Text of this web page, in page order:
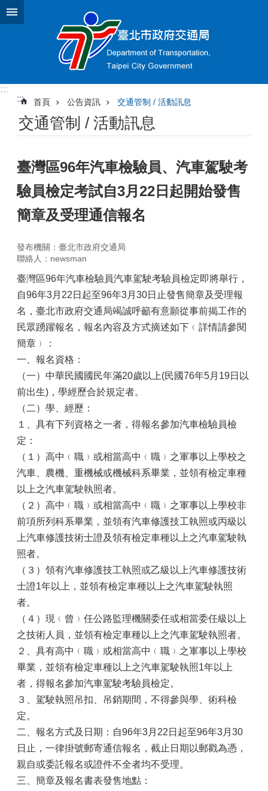
跳到主要內容區塊
:::
:::
首頁 公告資訊 交通管制 / 活動訊息
交通管制 / 活動訊息
臺灣區96年汽車檢驗員、汽車駕駛考
驗員檢定考試自3月22日起開始發售
簡章及受理通信報名
發布機關：臺北市政府交通局
聯絡人：newsman
臺灣區96年汽車檢驗員汽車駕駛考驗員檢定即將舉行，
自96年3月22日起至96年3月30日止發售簡章及受理報
名，臺北市政府交通局竭誠呼籲有意願從事前揭工作的
民眾踴躍報名，報名內容及方式摘述如下﹙詳情請參閱
簡章﹚：
一、報名資格：
（一）中華民國國民年滿20歲以上(民國76年5月19日以
前出生)，學經歷合於規定者。
（二）學、經歷：
１、具有下列資格之一者，得報名參加汽車檢驗員檢
定：
（１）高中﹙職﹚或相當高中﹙職﹚之軍事以上學校之
汽車、農機、重機械或機械科系畢業，並領有檢定車種
以上之汽車駕駛執照者。
（２）高中﹙職﹚或相當高中﹙職﹚之軍事以上學校非
前項所列科系畢業，並領有汽車修護技工執照或丙級以
上汽車修護技術士證及領有檢定車種以上之汽車駕駛執
照者。
（３）領有汽車修護技工執照或乙級以上汽車修護技術
士證1年以上，並領有檢定車種以上之汽車駕駛執照
者。
（４）現﹙曾﹚任公路監理機關委任或相當委任級以上
之技術人員，並領有檢定車種以上之汽車駕駛執照者。
２、具有高中﹙職﹚或相當高中﹙職﹚之軍事以上學校
畢業，並領有檢定車種以上之汽車駕駛執照1年以上
者，得報名參加汽車駕駛考驗員檢定。
３、駕駛執照吊扣、吊銷期間，不得參與學、術科檢
定。
二、報名方式及日期：自96年3月22日起至96年3月30
日止，一律掛號郵寄通信報名，截止日期以郵戳為憑，
親自或委託報名或證件不全者均不受理。
三、簡章及報名書表發售地點：